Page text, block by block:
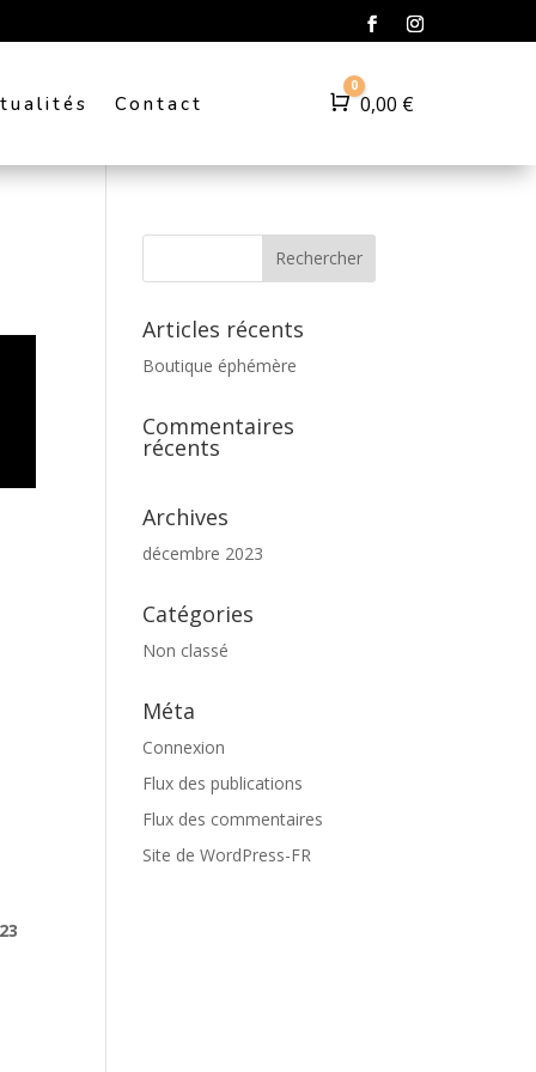
Contact Panier
0
0,00 €
23
Articles récents
Boutique éphémère
Commentaires
récents
Archives
décembre 2023
Catégories
Non classé
Méta
Connexion
Flux des publications
Flux des commentaires
Site de WordPress-FR